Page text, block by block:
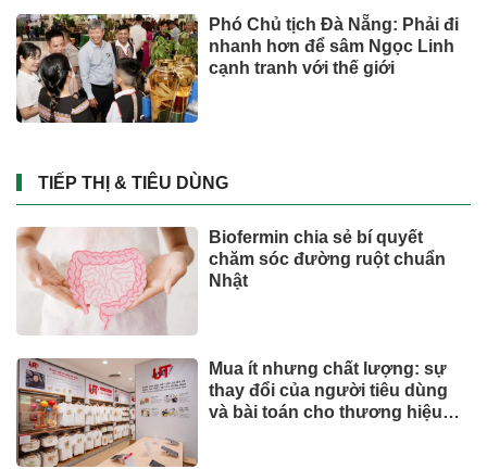
Phó Chủ tịch Đà Nẵng: Phải đi
nhanh hơn để sâm Ngọc Linh
cạnh tranh với thế giới
TIẾP THỊ & TIÊU DÙNG
Biofermin chia sẻ bí quyết
chăm sóc đường ruột chuẩn
Nhật
Mua ít nhưng chất lượng: sự
thay đổi của người tiêu dùng
và bài toán cho thương hiệu